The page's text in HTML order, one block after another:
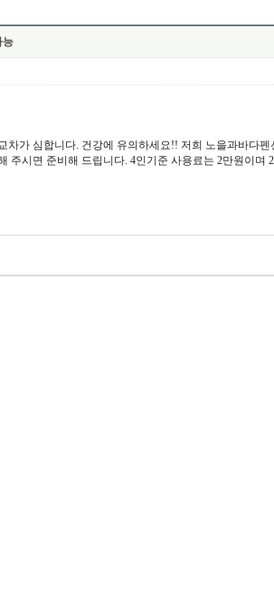
능
차가 심합니다. 건강에 유의하세요!! 저희 노을과바다
주시면 준비해 드립니다. 4인기준 사용료는 2만원이